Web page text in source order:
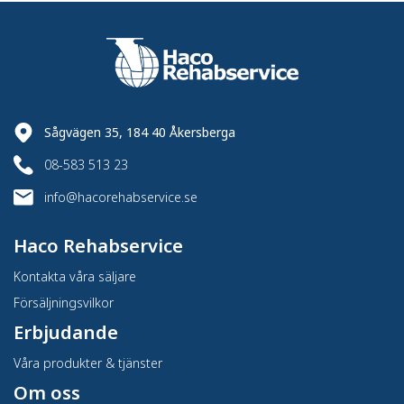
Sågvägen 35, 184 40 Åkersberga
08-583 513 23
info@hacorehabservice.se
Haco Rehabservice
Kontakta våra säljare
Försäljningsvilkor
Erbjudande
Våra produkter & tjänster
Om oss